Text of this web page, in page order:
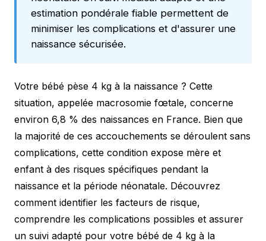
estimation pondérale fiable permettent de
minimiser les complications et d'assurer une
naissance sécurisée.
Votre bébé pèse 4 kg à la naissance ? Cette
situation, appelée macrosomie fœtale, concerne
environ 6,8 % des naissances en France. Bien que
la majorité de ces accouchements se déroulent sans
complications, cette condition expose mère et
enfant à des risques spécifiques pendant la
naissance et la période néonatale. Découvrez
comment identifier les facteurs de risque,
comprendre les complications possibles et assurer
un suivi adapté pour votre bébé de 4 kg à la